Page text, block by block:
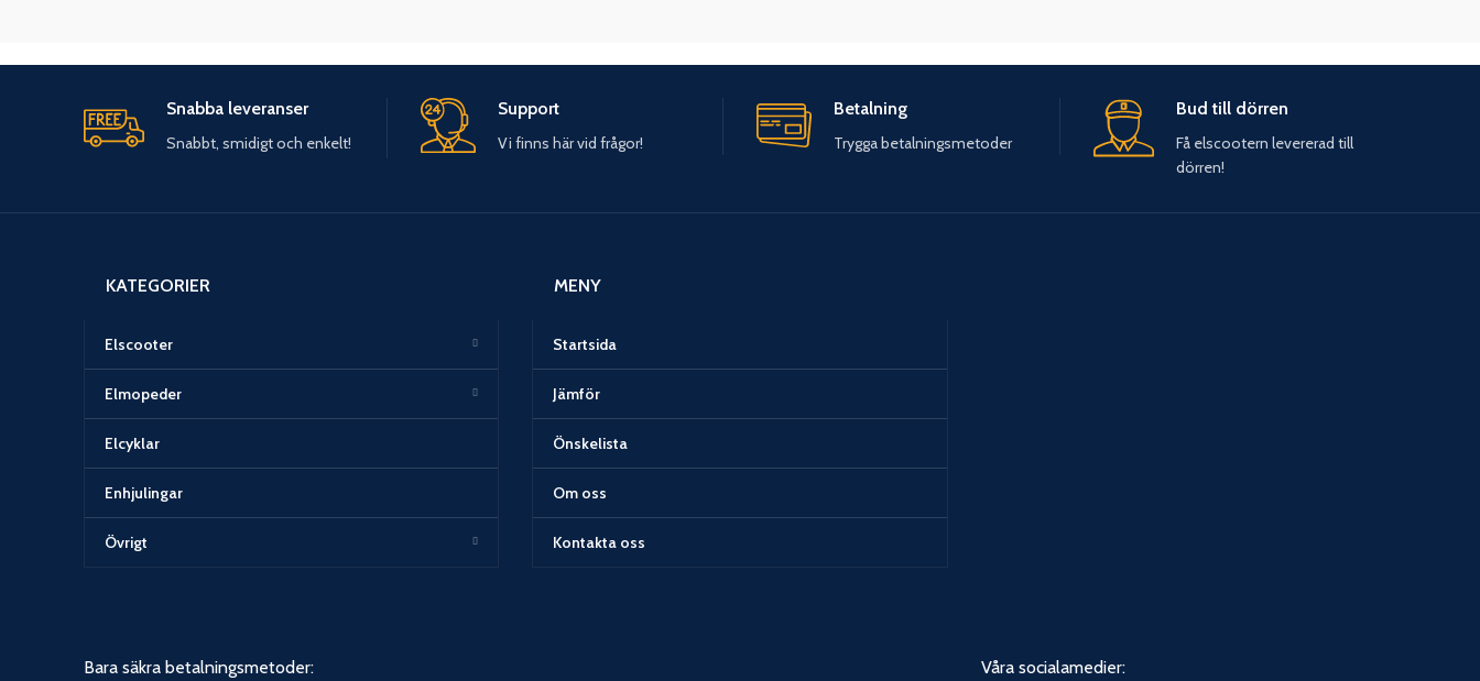
Snabba leveranser
Snabbt, smidigt och enkelt!
Support
Vi finns här vid frågor!
Betalning
Trygga betalningsmetoder
Bud till dörren
Få elscootern levererad till
dörren!
KATEGORIER
Elscooter
Elmopeder
Elcyklar
Enhjulingar
Övrigt
MENY
Startsida
Jämför
Önskelista
Om oss
Kontakta oss
Bara säkra betalningsmetoder: Våra socialamedier: